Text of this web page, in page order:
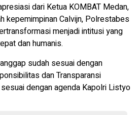
dari Ketua KOMBAT Medan,
kepemimpinan Calvijn, Polrestabes
menjadi intitusi yang
dan humanis.
sudah sesuai dengan
dan Transparansi
dengan agenda Kapolri Listyo